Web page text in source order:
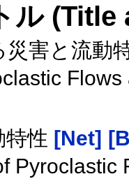
ル
災害と流動
特性 [Net]
Pyroclastic